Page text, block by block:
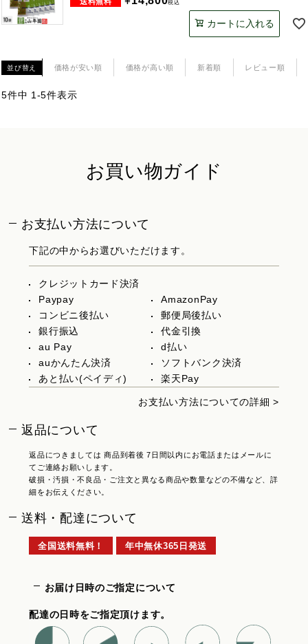
税込
カートに入れる
並び替え 価格が安い順 価格が高い順 新着順 レビュー順
5件中 1-5件表示
お買い物ガイド
お支払い方法について
下記の中からお選びいただけます。
クレジットカード決済
Paypay
AmazonPay
コンビニ後払い
郵便局後払い
銀行振込
代金引換
au Pay
d払い
auかんたん決済
ソフトバンク決済
あと払い(ペイディ)
楽天Pay
お支払い方法についての詳細 >
返品について
返品につきましては 商品到着後 7日間以内にお電話またはメールに
てご連絡お願いします。
破損・汚損・不良品・ご注文と異なる商品や数量などの不備など、詳
細をお伝えください。
送料・配達について
全国送料無料！ 年中無休365日発送
お届け日時のご指定について
配達の日時をご指定頂けます。